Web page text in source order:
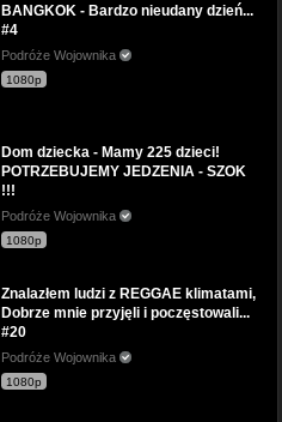
BANGKOK - Bardzo nieudany dzień...
#4
Podróże Wojownika
1080p
Dom dziecka - Mamy 225 dzieci!
POTRZEBUJEMY JEDZENIA - SZOK
!!!
Podróże Wojownika
1080p
Znalazłem ludzi z REGGAE klimatami,
Dobrze mnie przyjęli i poczęstowali...
#20
Podróże Wojownika
1080p